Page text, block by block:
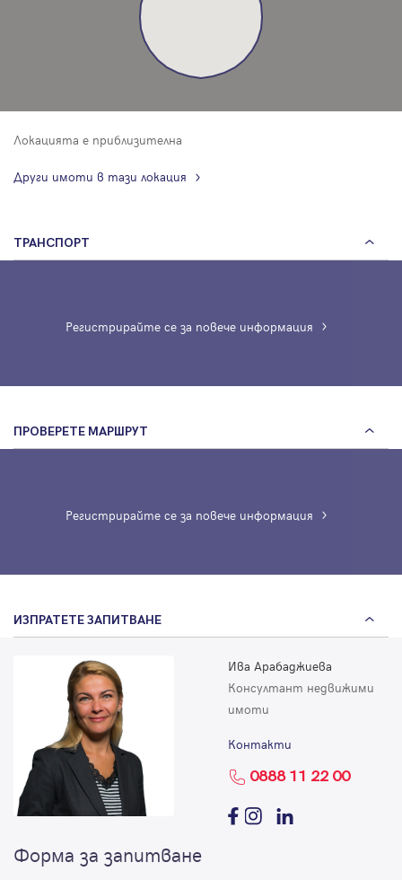
Локацията е приблизителна
Други имоти в тази локация
ТРАНСПОРТ
Регистрирайте се за повече информация
ПРОВЕРЕТЕ МАРШРУТ
Регистрирайте се за повече информация
ИЗПРАТЕТЕ ЗАПИТВАНЕ
Ива Арабаджиева
Консултант недвижими
имоти
Контакти
0888 11 22 00
Форма за запитване